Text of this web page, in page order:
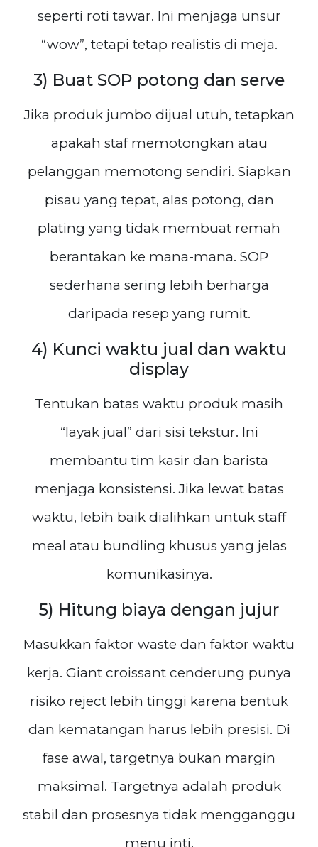
seperti roti tawar. Ini menjaga unsur
“wow”, tetapi tetap realistis di meja.
3) Buat SOP potong dan serve
Jika produk jumbo dijual utuh, tetapkan
apakah staf memotongkan atau
pelanggan memotong sendiri. Siapkan
pisau yang tepat, alas potong, dan
plating yang tidak membuat remah
berantakan ke mana-mana. SOP
sederhana sering lebih berharga
daripada resep yang rumit.
4) Kunci waktu jual dan waktu
display
Tentukan batas waktu produk masih
“layak jual” dari sisi tekstur. Ini
membantu tim kasir dan barista
menjaga konsistensi. Jika lewat batas
waktu, lebih baik dialihkan untuk staff
meal atau bundling khusus yang jelas
komunikasinya.
5) Hitung biaya dengan jujur
Masukkan faktor waste dan faktor waktu
kerja. Giant croissant cenderung punya
risiko reject lebih tinggi karena bentuk
dan kematangan harus lebih presisi. Di
fase awal, targetnya bukan margin
maksimal. Targetnya adalah produk
stabil dan prosesnya tidak mengganggu
menu inti.